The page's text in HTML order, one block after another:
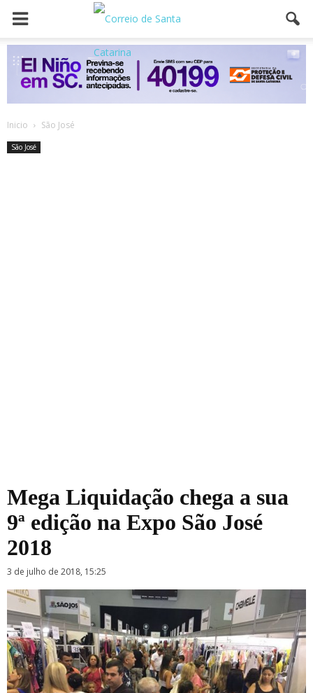
Inicio São José
São José
Mega Liquidação chega a sua
9ª edição na Expo São José
2018
3 de julho de 2018, 15:25